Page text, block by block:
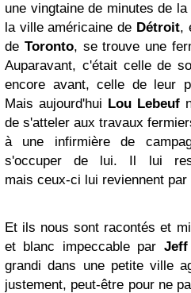
une vingtaine de minutes de la
la ville américaine de Détroit,
de Toronto, se trouve une
Auparavant, c'était celle de
encore avant, celle de leur
Mais aujourd'hui Lou Lebeuf
de s'atteler aux travaux
à une infirmière de
s'occuper de lui. Il lui
mais ceux-ci lui reviennent par
Et ils nous sont racontés et
et blanc impeccable par
grandi dans une petite ville
justement, peut-être pour ne